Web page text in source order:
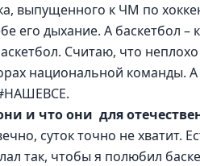
выпущенного к ЧМ по
его дыхание. А баскетбол
Считаю, что
национальной команды.
и что они  для
суток точно не хватит.
так, чтобы я полюбил